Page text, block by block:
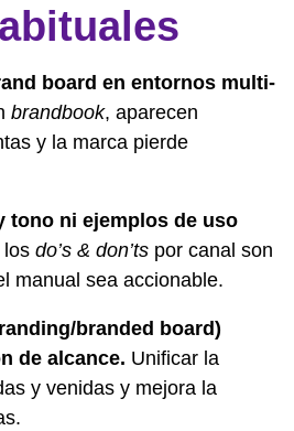
board en entornos multi-
brandbook, aparecen
y la marca pierde
tono ni ejemplos de uso
los do’s & don’ts por canal son
manual sea accionable.
branded board)
de alcance. Unificar la
y venidas y mejora la